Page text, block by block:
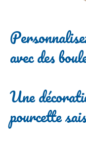
avec des
Une
pourcette